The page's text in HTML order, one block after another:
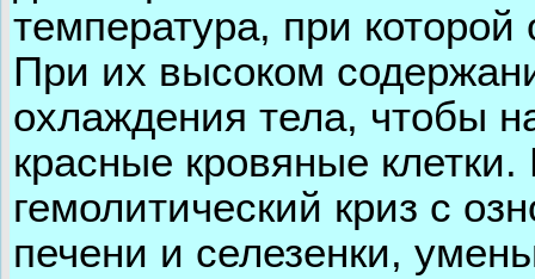
температура, при
При их высоком
охлаждения тела, чтобы
красные кровяные
гемолитический криз с
печени и селезенки,